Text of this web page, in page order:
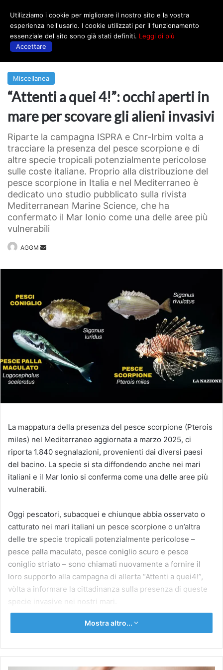
Miscellanea
“Attenti a quei 4!”: occhi aperti in
mare per scovare gli alieni invasivi
Riparte la campagna ISPRA e Cnr-Irbim volta a
tracciare la presenza del pesce scorpione e di
altre specie tropicali potenzialmente pericolose
sulle coste italiane. Proprio alla distribuzione del
pesce scorpione in Italia e nel Mediterraneo è
dedicato uno studio pubblicato sulla rivista
Mediterranean Marine Science, che ha
confermato il Mar Ionio come una delle aree più
vulnerabili
AGGM
Invia
La mappatura della presenza del pesce scorpione (Pterois
miles) nel Mediterraneo aggiornata a marzo 2025, ci
riporta 1.840 segnalazioni, provenienti dai diversi paesi
del bacino. La specie si sta diffondendo anche nei mari
italiani e il Mar Ionio si conferma come una delle aree più
vulnerabili.
Oggi pescatori, subacquei e chiunque abbia osservato o
catturato nei mari italiani un pesce scorpione o un’altra
delle tre specie tropicali potenzialmente pericolose –
pesce palla maculato, pesce coniglio scuro e pesce
coniglio striato – sono chiamati nuovamente a fornire il
loro supporto alla campagna di allerta “Attenti a quei4!”,
vòlta a informare la cittadinanza sulla presenza di queste
specie invasive nei nostri mari.
L’Istituto Superiore per la Protezione e la Ricerca
le biotecnologie marine del Consiglio Nazionale delle
Mostra altro...
Utilizziamo i cookie per migliorare il nostro sito e la vostra
esperienza nell'usarlo. I cookie utilizzati per il funzionamento
essenziale del sito sono già stati definiti. Leggi di più
Accettare